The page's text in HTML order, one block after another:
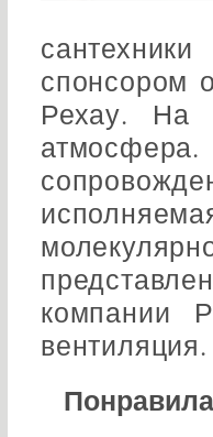
спонсором
Рехау. На
компании
вентиляция.